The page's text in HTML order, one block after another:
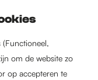
(Functioneel,
om de website zo
op accepteren te
West
West